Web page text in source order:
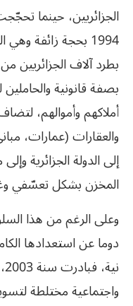
الجزائريين، حينما
1994 بحجة زائفة
بطرد آلاف
بصفة قانونية
أملاكهم وأموالهم،
والعقارات (عمارات،
إلى الدولة الجزائرية
المخزن بشكل تعسّفي
وعلى الرغم من هذا
دوما عن استعدادها
واجتماعية مختلطة